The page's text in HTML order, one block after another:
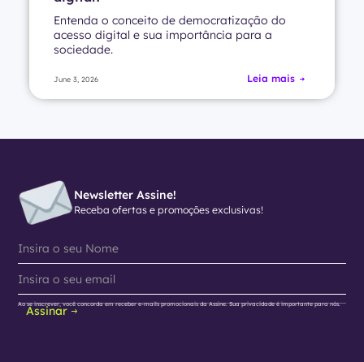
Entenda o conceito de democratização do
acesso digital e sua importância para a
sociedade.
June 3, 2026 Leia mais
Newsletter Assine!
Receba ofertas e promoções exclusivas!
Assinar
Ao se inscrever, você concorda em receber e-mails promocionais da Assine. Sua privacidade é importante para nós.